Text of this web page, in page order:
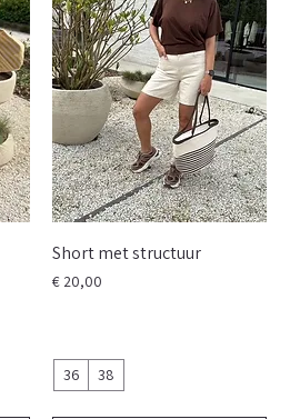
Short met structuur
Prijs
€ 20,00
36 38